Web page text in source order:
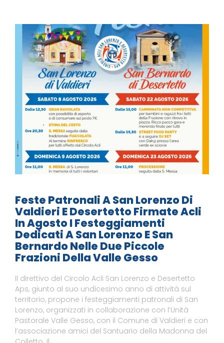
Feste Patronali A San Lorenzo Di
Valdieri E Desertetto Firmate Acli
In Agosto I Festeggiamenti
Dedicati A San Lorenzo E San
Bernardo Nelle Due Piccole
Frazioni Della Valle Gesso
Il direttivo del Circolo Acli San Lorenzo e Desertetto
Aps, giunto al suo undicesimo anno di attività sul
territorio, propone i festeggiamenti patronali di San
Lorenzo, organizzati in collaborazione con l’Unità
Pastorale Valle Gesso, con il Comune di Valdieri e con
l’associazione amici del Santuario della Madonna del